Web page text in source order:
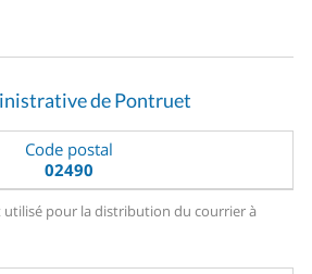
de Pontruet
Code postal
02490
utilisé pour la distribution du courrier à